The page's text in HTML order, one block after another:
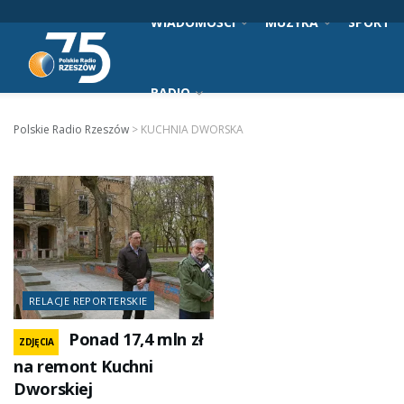
WIADOMOŚCI MUZYKA SPORT
RADIO
Polskie Radio Rzeszów > KUCHNIA DWORSKA
RELACJE REPORTERSKIE
ZDJĘCIA
Ponad 17,4 mln zł
na remont Kuchni
Dworskiej